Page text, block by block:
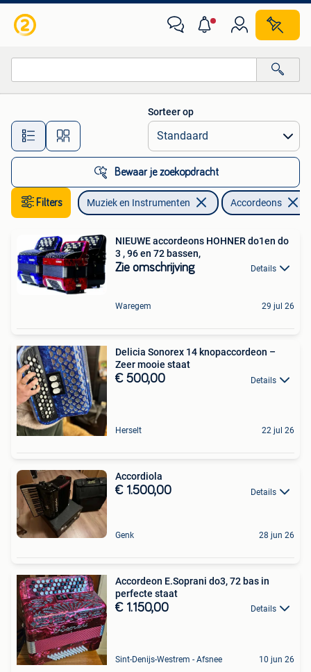
Alle afstanden…
Sorteer op
Bewaar je zoekopdracht
Filters Muziek en Instrumenten Accordeons
NIEUWE accordeons HOHNER do1en do
3 , 96 en 72 bassen,
Zie omschrijving Details
Waregem 29 jul 26
Delicia Sonorex 14 knopaccordeon –
Zeer mooie staat
€ 500,00 Details
Herselt 22 jul 26
Accordiola
€ 1.500,00 Details
Genk 28 jun 26
Accordeon E.Soprani do3, 72 bas in
perfecte staat
€ 1.150,00 Details
Sint-Denijs-Westrem - Afsnee 10 jun 26